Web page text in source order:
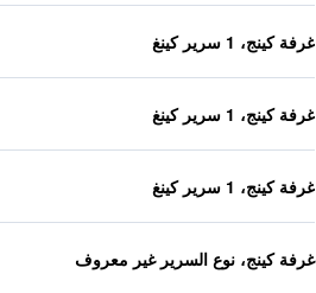
غرفة كينج، 1 سرير كينغ
غرفة كينج، 1 سرير كينغ
غرفة كينج، 1 سرير كينغ
غرفة كينج، نوع السرير غير معروف